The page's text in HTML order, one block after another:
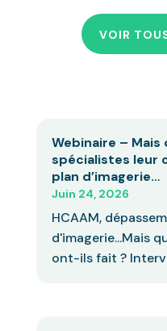
VOIR
Webinaire –
spécialistes leur
plan d’imagerie…
Juin 24, 2026
HCAAM,
d'imagerie...Mais
ont-ils fait ?